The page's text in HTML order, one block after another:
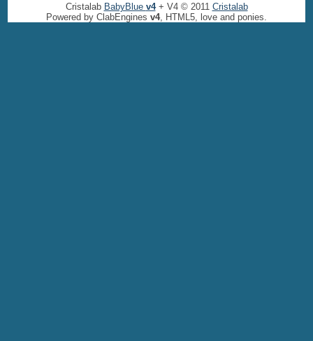
Cristalab BabyBlue v4+ V4 © 2011 Cristalab
Powered by ClabEngines v4, HTML5, love and ponies.